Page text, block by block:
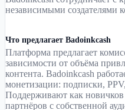
независимыми создателями
Что предлагает Badoinkcash
Платформа предлагает
зависимости от объёма
контента. Badoinkcash
монетизации: подписки,
Поддерживают как
партнёров с собственной